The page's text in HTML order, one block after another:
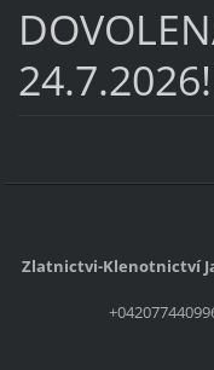
Zlatnictvi-Klenotnictví